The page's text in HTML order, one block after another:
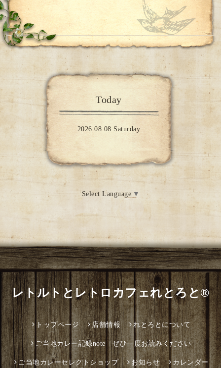
Today
2026.08.08 Saturday
Select Language ▼
レトルトとレトロカフェれとろと®
トップページ 店舗情報 れとろとについて
ご当地カレー記録note ぜひ一度お読みください
ご当地カレーセレクトショップ お知らせ カレンダー